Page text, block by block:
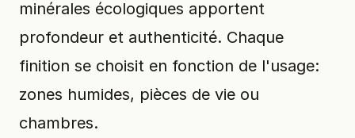
minérales écologiques apportent
profondeur et authenticité. Chaque
finition se choisit en fonction de l'usage:
zones humides, pièces de vie ou
chambres.